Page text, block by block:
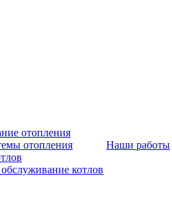
отопления
отопления
котлов
Наши работы